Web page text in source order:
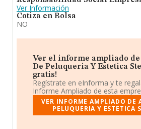
Ver Información
Cotiza en Bolsa
NO
Ver el informe ampliado
De Peluqueria Y Estetica
gratis!
Regístrate en eInforma y te
Informe Ampliado de esta
VER INFORME AMPLIADO DE
PELUQUERIA Y ESTETICA